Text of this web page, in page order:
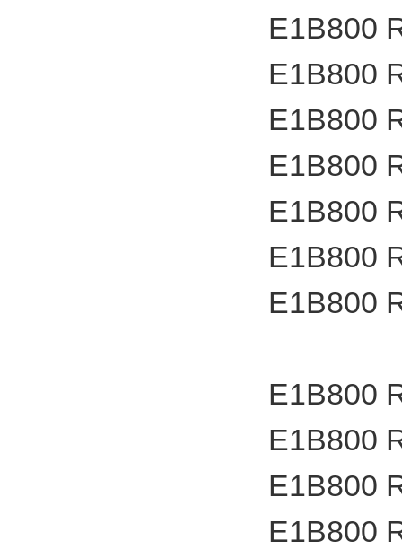
E1B800
E1B800
E1B800
E1B800
E1B800
E1B800
E1B800
E1B800
E1B800
E1B800
E1B800